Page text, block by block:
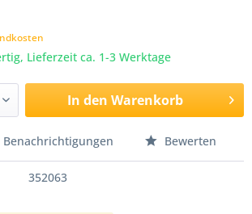
Lieferzeit ca. 1-3 Werktage
In den Warenkorb
Benachrichtigungen Bewerten
352063